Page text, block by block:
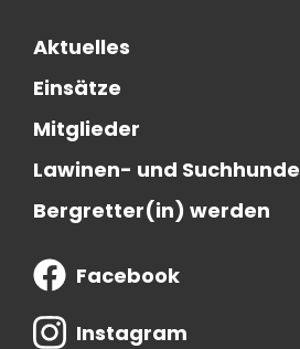
Aktuelles
Einsätze
Mitglieder
Lawinen- und Suchhunde
Bergretter(in) werden
Facebook
Instagram